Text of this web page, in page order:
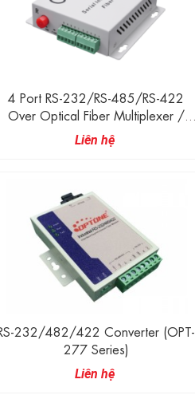
4 Port RS-232/RS-485/RS-422
Over Optical Fiber Multiplexer /
Modem
Liên hệ
232/482/422 Converter (OPT-
277 Series)
Liên hệ